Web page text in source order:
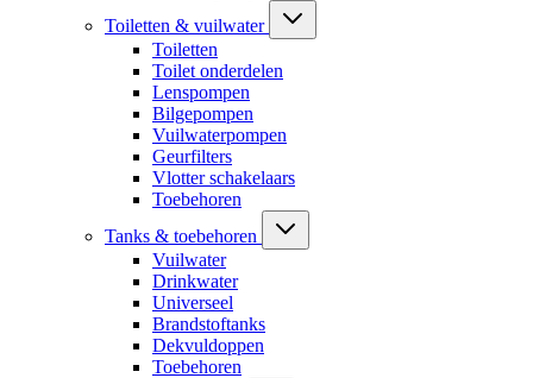
Toiletten & vuilwater
Toiletten
Toilet onderdelen
Lenspompen
Bilgepompen
Vuilwaterpompen
Geurfilters
Vlotter schakelaars
Toebehoren
Tanks & toebehoren
Vuilwater
Drinkwater
Universeel
Brandstoftanks
Dekvuldoppen
Toebehoren